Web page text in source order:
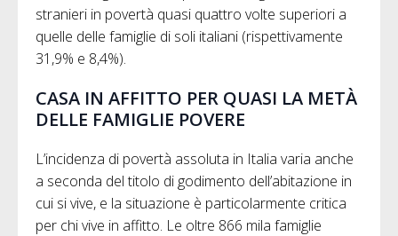
stranieri in povertà quasi quattro volte superiori a
quelle delle famiglie di soli italiani (rispettivamente
31,9% e 8,4%).
CASA IN AFFITTO PER QUASI LA METÀ
DELLE FAMIGLIE POVERE
L’incidenza di povertà assoluta in Italia varia anche
a seconda del titolo di godimento dell’abitazione in
cui si vive, e la situazione è particolarmente critica
per chi vive in affitto. Le oltre 866 mila famiglie